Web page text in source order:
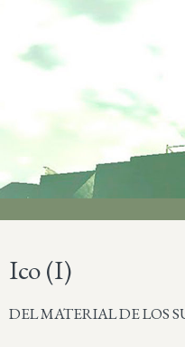
Ico (I)
DEL MATERIAL DE LOS